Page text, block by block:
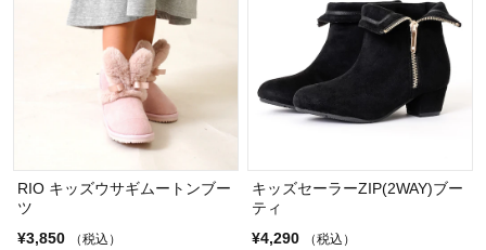
RIO キッズウサギムートンブー
ツ
¥3,850
（税込）
キッズセーラーZIP(2WAY)ブー
ティ
¥4,290
（税込）